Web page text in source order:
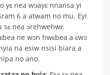
yɛ nea wɔayɛ nnansa yi
6 a atwam no mu. Eyi
sɛ nea ɔrehwehwɛ
ne wɔn hwɛbea a ɛwɔ
na esiw nsisi biara a
no ano.